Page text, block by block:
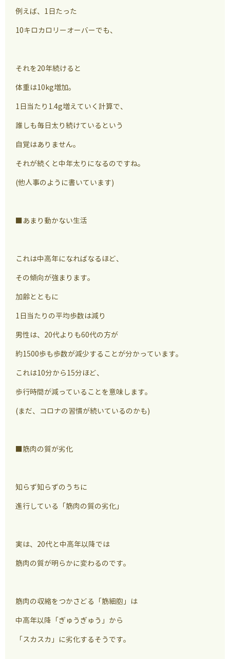
例えば、1日たった
10キロカロリーオーバーでも、
それを20年続けると
体重は10kg増加。
1日当たり1.4g増えていく計算で、
誰しも毎日太り続けているという
自覚はありません。
それが続くと中年太りになるのですね。
(他人事のように書いています)
■あまり動かない生活
これは中高年になればなるほど、
その傾向が強まります。
加齢とともに
1日当たりの平均歩数は減り
男性は、20代よりも60代の方が
約1500歩も歩数が減少することが分かっています。
これは10分から15分ほど、
歩行時間が減っていることを意味します。
(まだ、コロナの習慣が続いているのかも)
■筋肉の質が劣化
知らず知らずのうちに
進行している「筋肉の質の劣化」
実は、20代と中高年以降では
筋肉の質が明らかに変わるのです。
筋肉の収縮をつかさどる「筋細胞」は
中高年以降「ぎゅうぎゅう」から
「スカスカ」に劣化するそうです。